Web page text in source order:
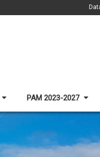
PAM 2023-2027